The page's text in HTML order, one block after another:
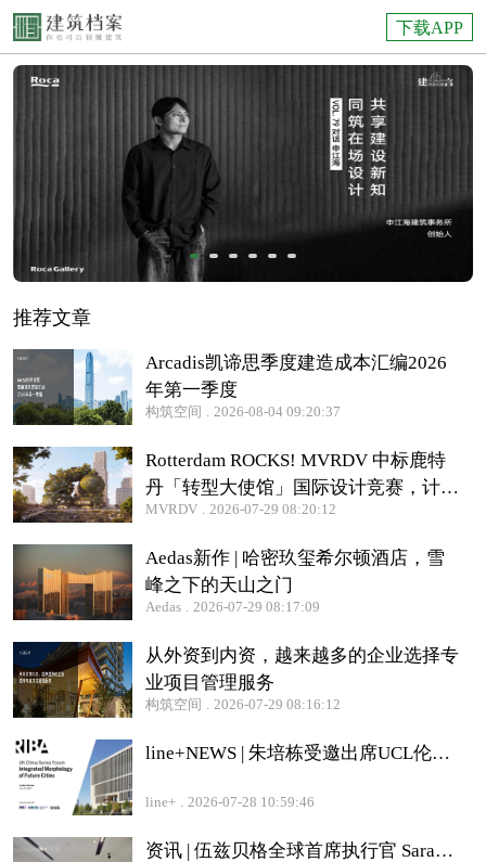
下载APP
推荐文章
Arcadis凯谛思季度建造成本汇编2026
年第一季度
构筑空间 . 2026-08-04 09:20:37
Rotterdam ROCKS! MVRDV 中标鹿特
丹「转型大使馆」国际设计竞赛，计划
2032 年建成开放
MVRDV . 2026-07-29 08:20:12
Aedas新作 | 哈密玖玺希尔顿酒店，雪
峰之下的天山之门
Aedas . 2026-07-29 08:17:09
从外资到内资，越来越多的企业选择专
业项目管理服务
构筑空间 . 2026-07-29 08:16:12
line+NEWS | 朱培栋受邀出席UCL伦敦大学学院RIBA英中论坛，并作主题演讲
line+ . 2026-07-28 10:59:46
资讯 | 伍兹贝格全球首席执行官 Sarah Kay 到访大中华区工作室